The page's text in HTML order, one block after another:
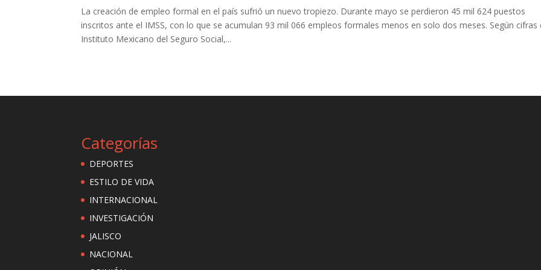
La creación de empleo formal en el país sufrió un nuevo tropiezo. Durante mayo se perdieron 45 mil 624 puestos
inscritos ante el IMSS, con lo que se acumulan 93 mil 066 empleos formales menos en solo dos meses. Según cifras
Instituto Mexicano del Seguro Social,...
Categorías
DEPORTES
ESTILO DE VIDA
INTERNACIONAL
INVESTIGACIÓN
JALISCO
NACIONAL